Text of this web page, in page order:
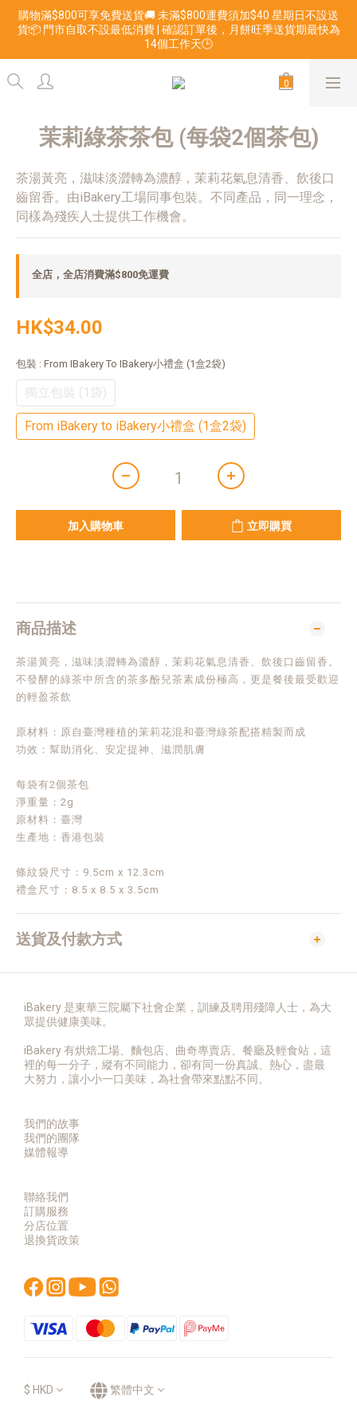
購物滿$800可享免費送貨🚚 未滿$800運費須加$40 星期日不設送
貨📦 門市自取不設最低消費 | 確認訂單後，月餅旺季送貨期最快為
14個工作天🕒
茉莉綠茶茶包 (每袋2個茶包)
茶湯黃亮，滋味淡澀轉為濃醇，茉莉花氣息清香、飲後口
齒留香。由iBakery工場同事包裝。不同產品，同一理念，
同樣為殘疾人士提供工作機會。
全店，全店消費滿$800免運費
HK$34.00
包裝 : From IBakery To IBakery小禮盒 (1盒2袋)
獨立包裝 (1袋)
From iBakery to iBakery小禮盒 (1盒2袋)
加入購物車 立即購買
商品描述
茶湯黃亮，滋味淡澀轉為濃醇，茉莉花氣息清香、飲後口齒留香。
不發酵的綠茶中所含的茶多酚兒茶素成份極高，更是餐後最受歡迎
的輕盈茶飲
原材料：原自臺灣種植的茉莉花混和臺灣綠茶配搭精製而成
功效：幫助消化、安定提神、滋潤肌膚
每袋有2個茶包
淨重量：2g
原材料：臺灣
生產地：香港包裝
條紋袋尺寸：9.5cm x 12.3cm
禮盒尺寸：8.5 x 8.5 x 3.5cm
送貨及付款方式
iBakery 是東華三院屬下社會企業，訓練及聘用殘障人士，為大
眾提供健康美味。
iBakery 有烘焙工場、麵包店、曲奇專賣店、餐廳及輕食站，這
裡的每一分子，縱有不同能力，卻有同一份真誠、熱心，盡最
大努力，讓小小一口美味，為社會帶來點點不同。
我們的故事
我們的團隊
媒體報導
聯絡我們
訂購服務
分店位置
退換貨政策
$ HKD 繁體中文